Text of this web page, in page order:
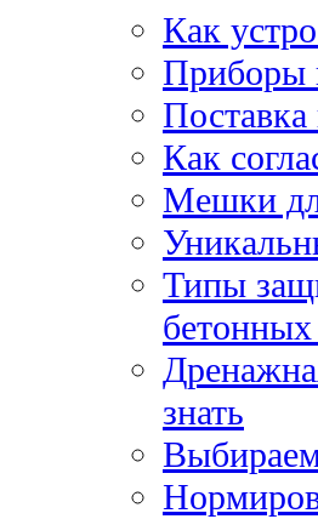
Как
Приборы
Как
Мешки
Типы
знать